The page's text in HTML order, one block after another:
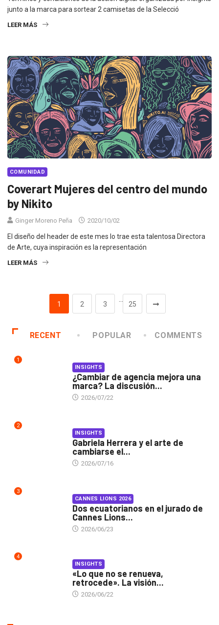
junto a la marca para sortear 2 camisetas de la Selecció
LEER MÁS
COMUNIDAD
Coverart Mujeres del centro del mundo
by Nikito
Ginger Moreno Peña 2020/10/02
El diseño del header de este mes lo trae esta talentosa Directora
de Arte, cuya inspiración es la representación
LEER MÁS
1 2 3 25
RECENT POPULAR COMMENTS
1
INSIGHTS
¿Cambiar de agencia mejora una
marca? La discusión...
2026/07/22
2
INSIGHTS
Gabriela Herrera y el arte de
cambiarse el...
2026/07/16
3
CANNES LIONS 2026
Dos ecuatorianos en el jurado de
Cannes Lions...
2026/06/23
4
INSIGHTS
«Lo que no se renueva,
retrocede». La visión...
2026/06/22